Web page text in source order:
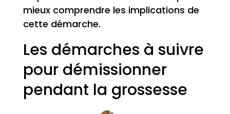
mieux comprendre les implications de
cette démarche.
Les démarches à suivre
pour démissionner
pendant la grossesse